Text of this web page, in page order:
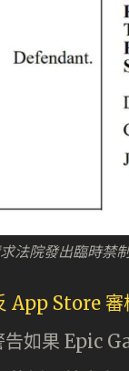
法院發出臨時禁
App Store 審
告如果 Epic